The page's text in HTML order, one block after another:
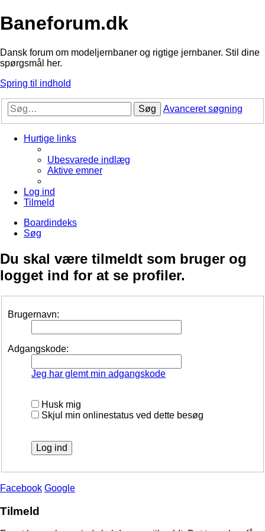
Baneforum.dk
Dansk forum om modeljernbaner og rigtige jernbaner. Stil dine
spørgsmål her.
Spring til indhold
Søg Avanceret søgning
Hurtige links
Ubesvarede indlæg
Aktive emner
Log ind
Tilmeld
Boardindeks
Søg
Du skal være tilmeldt som bruger og
logget ind for at se profiler.
Brugernavn:
Adgangskode:
Jeg har glemt min adgangskode
Husk mig
Skjul min onlinestatus ved dette besøg
Facebook Google
Tilmeld